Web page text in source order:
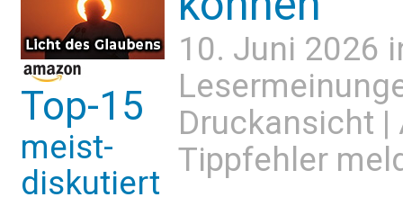
Top-15
meist-
diskutiert
10. Juni 2026
Druckansicht |
Tippfehler